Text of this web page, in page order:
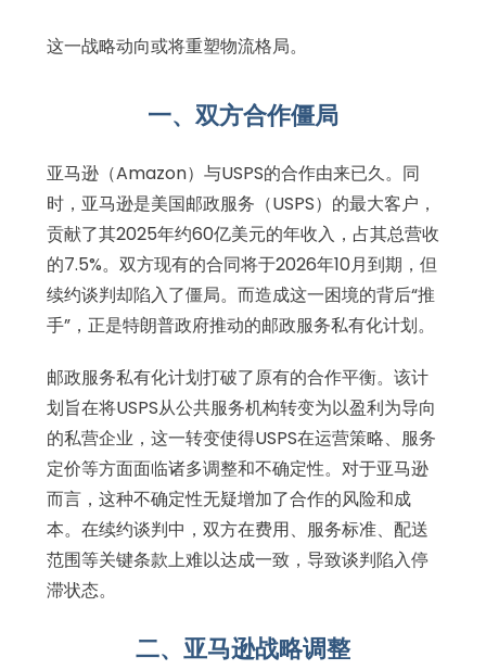
这一战略动向或将重塑物流格局。
一、双方合作僵局
亚马逊（Amazon）与USPS的合作由来已久。同
时，亚马逊是美国邮政服务（USPS）的最大客户，
贡献了其2025年约60亿美元的年收入，占其总营收
的7.5%。双方现有的合同将于2026年10月到期，但
续约谈判却陷入了僵局。而造成这一困境的背后“推
手”，正是特朗普政府推动的邮政服务私有化计划。
邮政服务私有化计划打破了原有的合作平衡。该计
划旨在将USPS从公共服务机构转变为以盈利为导向
的私营企业，这一转变使得USPS在运营策略、服务
定价等方面面临诸多调整和不确定性。对于亚马逊
而言，这种不确定性无疑增加了合作的风险和成
本。在续约谈判中，双方在费用、服务标准、配送
范围等关键条款上难以达成一致，导致谈判陷入停
滞状态。
二、亚马逊战略调整